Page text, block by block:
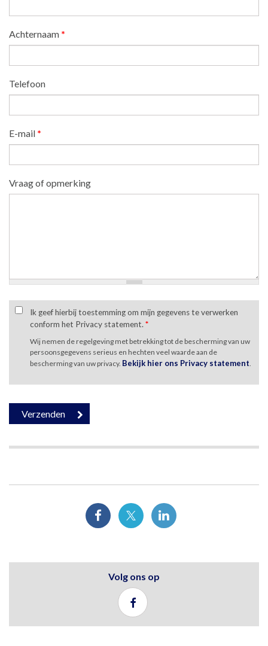
Achternaam *
Telefoon
E-mail *
Vraag of opmerking
Ik geef hierbij toestemming om mijn gegevens te verwerken
conform het Privacy statement. *
Wij nemen de regelgeving met betrekking tot de bescherming van uw
persoonsgegevens serieus en hechten veel waarde aan de
bescherming van uw privacy. Bekijk hier ons Privacy statement.
Volg ons op